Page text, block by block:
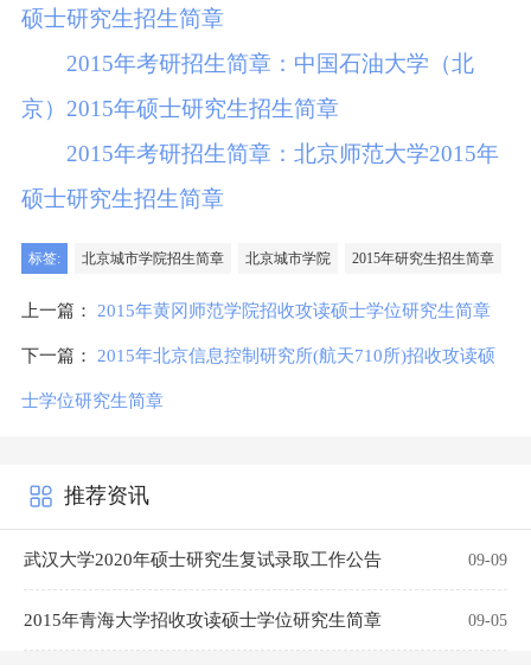
硕士研究生招生简章
2015年考研招生简章：中国石油大学（北
京）2015年硕士研究生招生简章
2015年考研招生简章：北京师范大学2015年
硕士研究生招生简章
标签: 北京城市学院招生简章 北京城市学院 2015年研究生招生简章
上一篇： 2015年黄冈师范学院招收攻读硕士学位研究生简章
下一篇： 2015年北京信息控制研究所(航天710所)招收攻读硕
士学位研究生简章
推荐资讯
武汉大学2020年硕士研究生复试录取工作公告 09-09
2015年青海大学招收攻读硕士学位研究生简章 09-05